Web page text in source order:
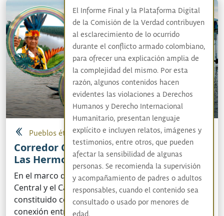
Pueblos étnicos
Corredor Cordillera Central y Cañón de
Las Hermosas
En el marco del conflicto armado, la cordillera
Central y el Cañón de Las Hermosas se han
constituido como un corredor estratégico para la
conexión entre diferentes departamentos: Cauca,
El Informe Final y la Plataforma Digital
de la Comisión de la Verdad contribuyen
al esclarecimiento de lo ocurrido
durante el conflicto armado colombiano,
para ofrecer una explicación amplia de
la complejidad del mismo. Por esta
razón, algunos contenidos hacen
evidentes las violaciones a Derechos
Humanos y Derecho Internacional
Humanitario, presentan lenguaje
explícito e incluyen relatos, imágenes y
testimonios, entre otros, que pueden
afectar la sensibilidad de algunas
personas. Se recomienda la supervisión
y acompañamiento de padres o adultos
responsables, cuando el contenido sea
consultado o usado por menores de